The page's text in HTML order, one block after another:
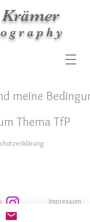
g r a p h y
meine
Thema TfP
Impressum